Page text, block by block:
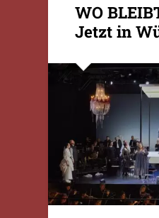
WO
Jetzt in